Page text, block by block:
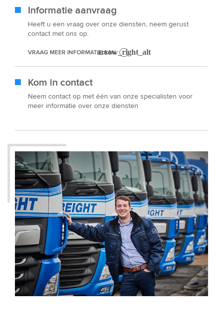
Informatie aanvraag
Heeft u een vraag over onze diensten, neem gerust
contact met ons op.
VRAAG MEER INFORMATIE AAN
Kom in contact
Neem contact op met één van onze specialisten voor
meer informatie over onze diensten